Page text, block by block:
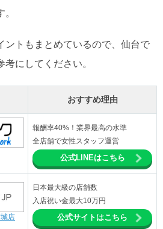
。
ントもまとめているので、仙台で
にしてください。
おすすめ理由
報酬率40%！業界最高の水準
全店舗で女性スタッフ運営
公式LINEはこちら
店
日本最大級の店舗数
入店祝い金最大10万円
公式サイトはこちら